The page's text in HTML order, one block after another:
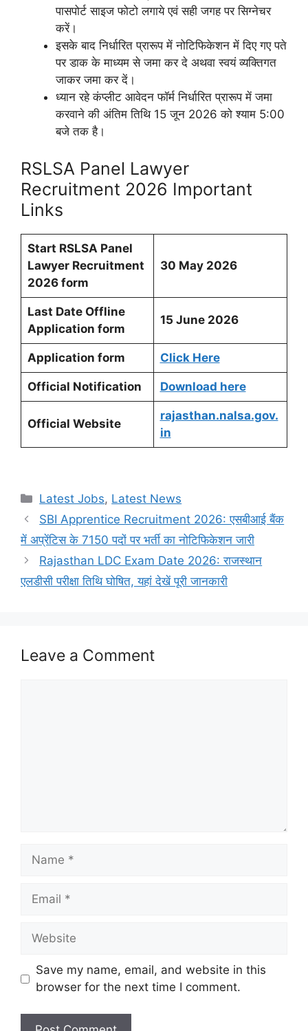
पासपोर्ट साइज फोटो लगाये एवं सही जगह पर सिग्नेचर
करें।
इसके बाद निर्धारित प्रारूप में नोटिफिकेशन में दिए गए पते
पर डाक के माध्यम से जमा कर दे अथवा स्वयं व्यक्तिगत
जाकर जमा कर दें।
ध्यान रहे कंप्लीट आवेदन फॉर्म निर्धारित प्रारूप में जमा
करवाने की अंतिम तिथि 15 जून 2026 को श्याम 5:00
बजे तक है।
RSLSA Panel Lawyer
Recruitment 2026 Important
Links
Start RSLSA Panel
Lawyer Recruitment
2026 form
30 May 2026
Last Date Offline
Application form
15 June 2026
Application form Click Here
Official Notification Download here
Official Website
rajasthan.nalsa.gov.
in
Categories
Latest Jobs, Latest News
SBI Apprentice Recruitment 2026: एसबीआई बैंक
में अप्रेंटिस के 7150 पदों पर भर्ती का नोटिफिकेशन जारी
Rajasthan LDC Exam Date 2026: राजस्थान
एलडीसी परीक्षा तिथि घोषित, यहां देखें पूरी जानकारी
Leave a Comment
Name
Email
Website
Save my name, email, and website in this
browser for the next time I comment.